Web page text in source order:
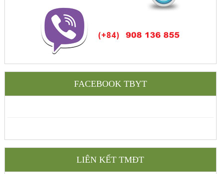
FACEBOOK TBYT
LIÊN KẾT TMĐT